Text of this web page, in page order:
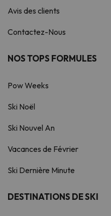
Avis des clients
Contactez-Nous
NOS TOPS FORMULES
Pow Weeks
Ski Noël
Ski Nouvel An
Vacances de Février
Ski Dernière Minute
DESTINATIONS DE SKI